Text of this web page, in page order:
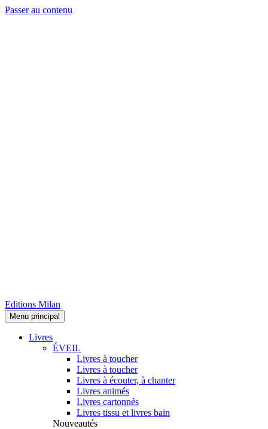
Passer au contenu
Editions Milan
Menu principal
Livres
ÉVEIL
Livres à toucher
Livres à toucher
Livres à écouter, à chanter
Livres animés
Livres cartonnés
Livres tissu et livres bain
Nouveautés